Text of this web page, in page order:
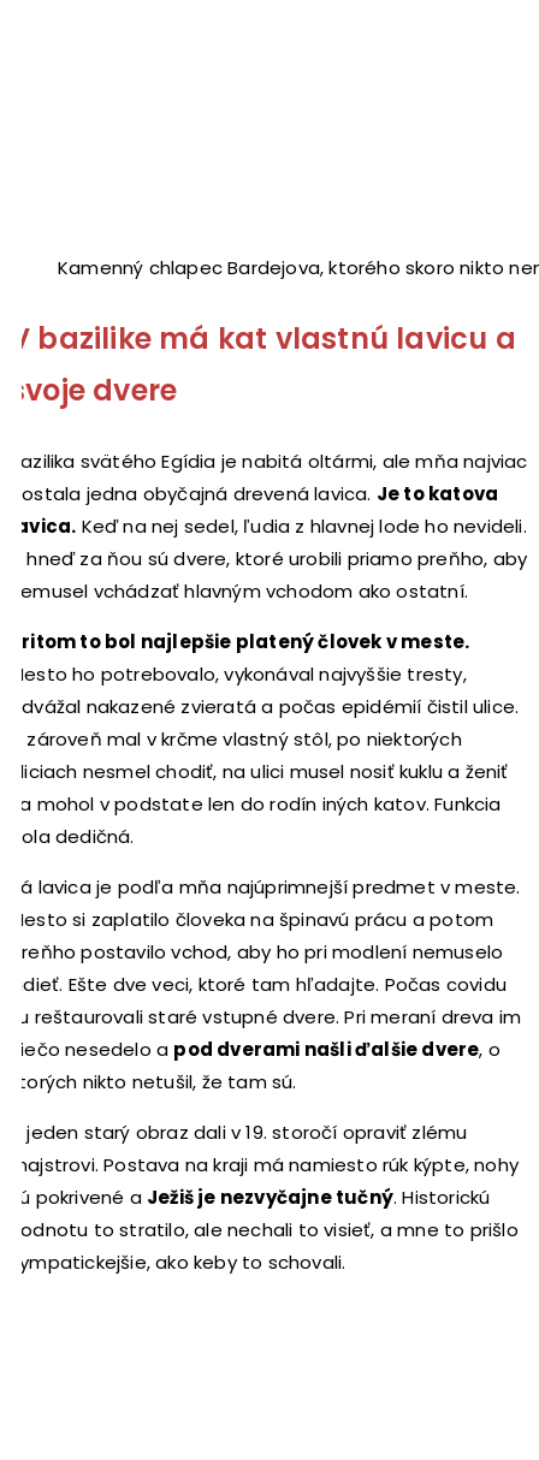
Kamenný chlapec Bardejova, ktorého skoro nikto
V bazilike má kat vlastnú lavicu a
svoje dvere
Bazilika svätého Egídia je nabitá oltármi, ale mňa najviac
dostala jedna obyčajná drevená lavica. Je to katova
lavica. Keď na nej sedel, ľudia z hlavnej lode ho nevideli.
A hneď za ňou sú dvere, ktoré urobili priamo preňho, aby
nemusel vchádzať hlavným vchodom ako ostatní.
Pritom to bol najlepšie platený človek v meste.
Mesto ho potrebovalo, vykonával najvyššie tresty,
odvážal nakazené zvieratá a počas epidémií čistil ulice.
A zároveň mal v krčme vlastný stôl, po niektorých
uliciach nesmel chodiť, na ulici musel nosiť kuklu a ženiť
sa mohol v podstate len do rodín iných katov. Funkcia
bola dedičná.
Tá lavica je podľa mňa najúprimnejší predmet v meste.
Mesto si zaplatilo človeka na špinavú prácu a potom
preňho postavilo vchod, aby ho pri modlení nemuselo
vidieť. Ešte dve veci, ktoré tam hľadajte. Počas covidu
tu reštaurovali staré vstupné dvere. Pri meraní dreva im
niečo nesedelo a pod dverami našli ďalšie dvere, o
ktorých nikto netušil, že tam sú.
A jeden starý obraz dali v 19. storočí opraviť zlému
majstrovi. Postava na kraji má namiesto rúk kýpte, nohy
sú pokrivené a Ježiš je nezvyčajne tučný. Historickú
hodnotu to stratilo, ale nechali to visieť, a mne to prišlo
sympatickejšie, ako keby to schovali.